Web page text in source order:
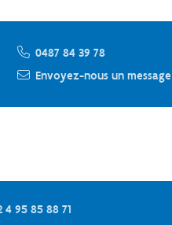
0487 84 39 78
Envoyez-nous un message
4 95 85 88 71